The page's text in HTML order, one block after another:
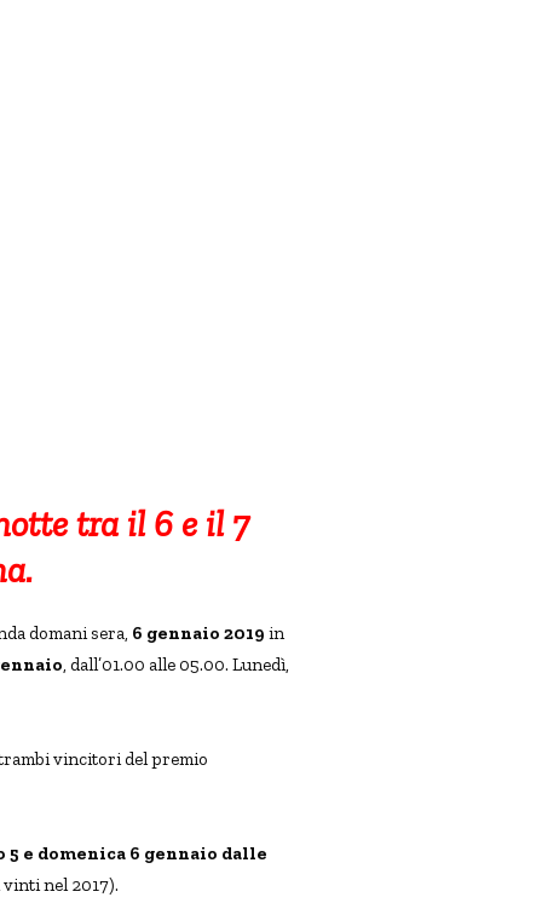
tra il 6 e il 7
domani sera, 6 gennaio 2019 in
, dall’01.00 alle 05.00. Lunedì,
vincitori del premio
5 e domenica 6 gennaio dalle
nel 2017).